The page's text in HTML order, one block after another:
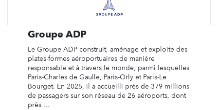
Groupe ADP
Le Groupe ADP construit, aménage et exploite des
plates-formes aéroportuaires de manière
responsable et à travers le monde, parmi lesquelles
Paris-Charles de Gaulle, Paris-Orly et Paris-Le
Bourget. En 2025, il a accueilli près de 379 millions
de passagers sur son réseau de 26 aéroports, dont
près ...